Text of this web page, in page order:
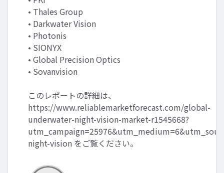
• Thales Group
• Darkwater Vision
• Photonis
• SIONYX
• Global Precision Optics
• Sovanvision
このレポートの詳細は、
https://www.reliablemarketforecast.com/global-
underwater-night-vision-market-r1545668?
night-vision をご覧ください。